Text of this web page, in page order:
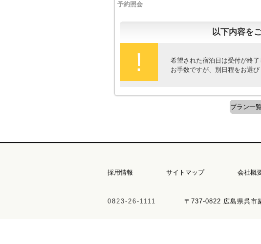
予約照会
以下内容を
!
希望された宿泊日は受付が終了
お手数ですが、別日程をお選び
プラン一
採用情報 サイトマップ 会社概
0823-26-1111 〒737-0822 広島県呉市